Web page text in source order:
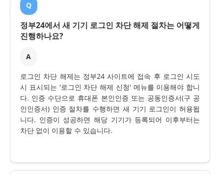
Q
정부24에서 새 기기 로그인 차단 해제 절차는 어떻게
진행하나요?
A
로그인 차단 해제는 정부24 사이트에 접속 후 로그인 시도
시 표시되는 '로그인 차단 해제 신청' 메뉴를 이용해야 합니
다. 인증 수단으로 휴대폰 본인인증 또는 공동인증서(구 공
인인증서) 인증 절차를 수행하면 새 기기 로그인이 허용됩
니다. 인증이 성공하면 해당 기기가 등록되어 이후부터는
차단 없이 이용할 수 있습니다.